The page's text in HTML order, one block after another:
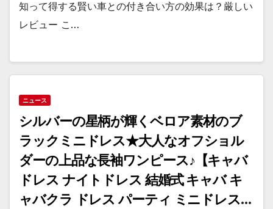
知って得する賢い車との付き合い方の効果は？厳しい
レビュー こ…
ニュース
シルバーの星柄が輝くベロア素材のブ
ラックミニドレス★大人なオフショル
ダーの上品な長袖ワンピース♪【キャバ
ドレス ナイトドレス 結婚式 キャバ キ
ャバクラ ドレス パーティ ミニドレス